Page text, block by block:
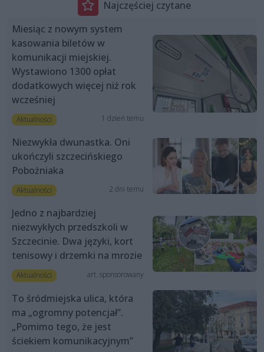
Najczęściej czytane
Miesiąc z nowym system
kasowania biletów w
komunikacji miejskiej.
Wystawiono 1300 opłat
dodatkowych więcej niż rok
wcześniej
Aktualności 1 dzień temu
Niezwykła dwunastka. Oni
ukończyli szczecińskiego
Pobożniaka
Aktualności 2 dni temu
Jedno z najbardziej
niezwykłych przedszkoli w
Szczecinie. Dwa języki, kort
tenisowy i drzemki na mrozie
Aktualności art. sponsorowany
To śródmiejska ulica, która
ma „ogromny potencjał”.
„Pomimo tego, że jest
ściekiem komunikacyjnym”